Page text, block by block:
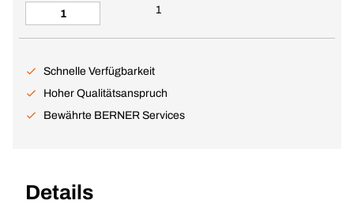
1
Schnelle Verfügbarkeit
Hoher Qualitätsanspruch
Bewährte BERNER Services
Details